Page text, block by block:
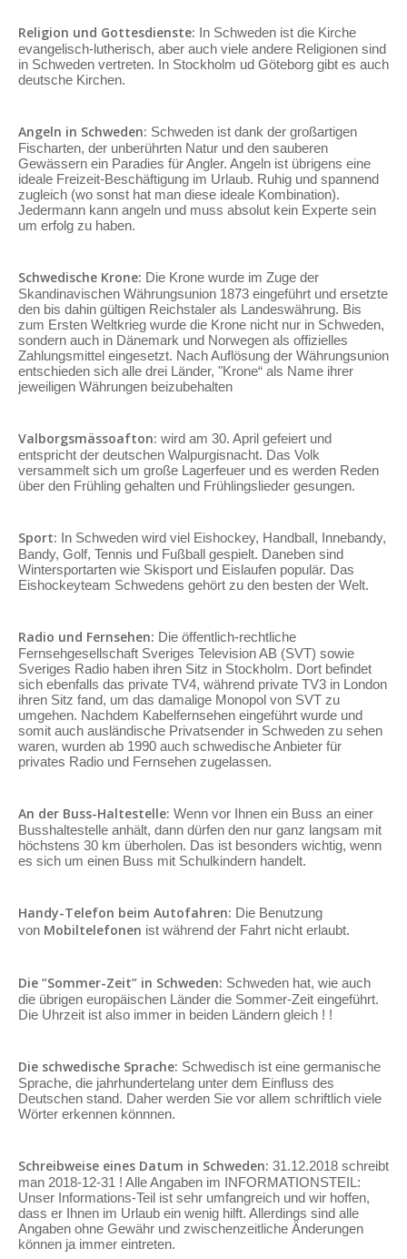
Religion und Gottesdienste: In Schweden ist die Kirche
evangelisch-lutherisch, aber auch viele andere Religionen sind
in Schweden vertreten. In Stockholm ud Göteborg gibt es auch
deutsche Kirchen.
Angeln in Schweden: Schweden ist dank der großartigen
Fischarten, der unberührten Natur und den sauberen
Gewässern ein Paradies für Angler. Angeln ist übrigens eine
ideale Freizeit-Beschäftigung im Urlaub. Ruhig und spannend
zugleich (wo sonst hat man diese ideale Kombination).
Jedermann kann angeln und muss absolut kein Experte sein
um erfolg zu haben.
Schwedische Krone: Die Krone wurde im Zuge der
Skandinavischen Währungsunion 1873 eingeführt und ersetzte
den bis dahin gültigen Reichstaler als Landeswährung. Bis
zum Ersten Weltkrieg wurde die Krone nicht nur in Schweden,
sondern auch in Dänemark und Norwegen als offizielles
Zahlungsmittel eingesetzt. Nach Auflösung der Währungsunion
entschieden sich alle drei Länder, "Krone“ als Name ihrer
jeweiligen Währungen beizubehalten
Valborgsmässoafton: wird am 30. April gefeiert und
entspricht der deutschen Walpurgisnacht. Das Volk
versammelt sich um große Lagerfeuer und es werden Reden
über den Frühling gehalten und Frühlingslieder gesungen.
Sport: In Schweden wird viel Eishockey, Handball, Innebandy,
Bandy, Golf, Tennis und Fußball gespielt. Daneben sind
Wintersportarten wie Skisport und Eislaufen populär. Das
Eishockeyteam Schwedens gehört zu den besten der Welt.
Radio und Fernsehen: Die öffentlich-rechtliche
Fernsehgesellschaft Sveriges Television AB (SVT) sowie
Sveriges Radio haben ihren Sitz in Stockholm. Dort befindet
sich ebenfalls das private TV4, während private TV3 in London
ihren Sitz fand, um das damalige Monopol von SVT zu
umgehen. Nachdem Kabelfernsehen eingeführt wurde und
somit auch ausländische Privatsender in Schweden zu sehen
waren, wurden ab 1990 auch schwedische Anbieter für
privates Radio und Fernsehen zugelassen.
An der Buss-Haltestelle: Wenn vor Ihnen ein Buss an einer
Busshaltestelle anhält, dann dürfen den nur ganz langsam mit
höchstens 30 km überholen. Das ist besonders wichtig, wenn
es sich um einen Buss mit Schulkindern handelt.
Handy-Telefon beim Autofahren: Die Benutzung
von Mobiltelefonen ist während der Fahrt nicht erlaubt.
Die ”Sommer-Zeit” in Schweden: Schweden hat, wie auch
die übrigen europäischen Länder die Sommer-Zeit eingeführt.
Die Uhrzeit ist also immer in beiden Ländern gleich ! !
Die schwedische Sprache: Schwedisch ist eine germanische
Sprache, die jahrhundertelang unter dem Einfluss des
Deutschen stand. Daher werden Sie vor allem schriftlich viele
Wörter erkennen könnnen.
Schreibweise eines Datum in Schweden: 31.12.2018 schreibt
man 2018-12-31 ! Alle Angaben im INFORMATIONSTEIL:
Unser Informations-Teil ist sehr umfangreich und wir hoffen,
dass er Ihnen im Urlaub ein wenig hilft. Allerdings sind alle
Angaben ohne Gewähr und zwischenzeitliche Änderungen
können ja immer eintreten.